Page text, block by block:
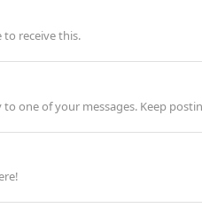
to receive this.
one of your messages. Keep